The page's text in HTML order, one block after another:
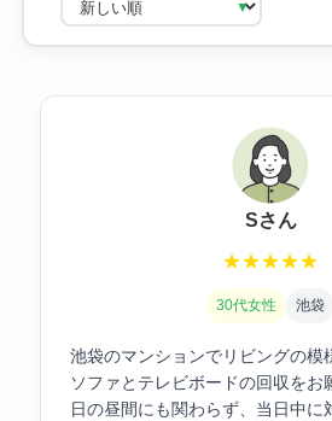
Sさん
★★★★★
30代女性 池袋
池袋のマンションでリビングの模
ソファとテレビボードの回収をお
日の昼間にも関わらず、当日中に